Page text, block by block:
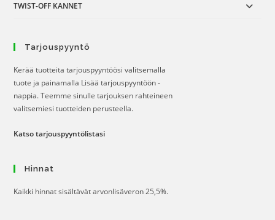
TWIST-OFF KANNET
Tarjouspyyntö
Kerää tuotteita tarjouspyyntöösi valitsemalla
tuote ja painamalla Lisää tarjouspyyntöön -
nappia. Teemme sinulle tarjouksen rahteineen
valitsemiesi tuotteiden perusteella.
Katso tarjouspyyntölistasi
Hinnat
Kaikki hinnat sisältävät arvonlisäveron 25,5%.